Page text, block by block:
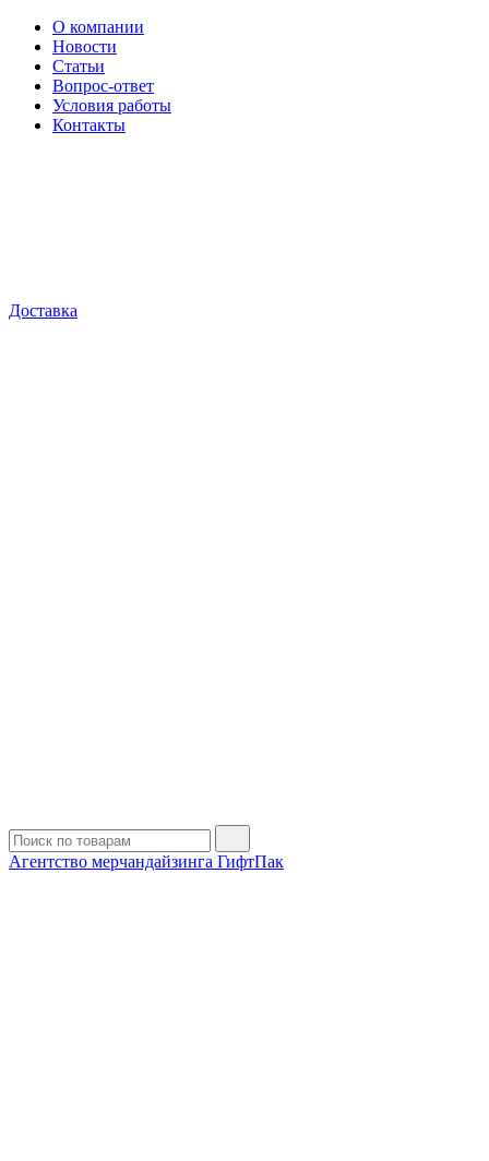
О компании
Новости
Статьи
Вопрос-ответ
Условия работы
Контакты
Доставка
Агентство мерчандайзинга ГифтПак